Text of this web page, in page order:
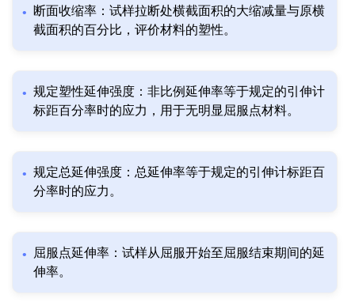
断面收缩率：试样拉断处横截面积的大缩减量与原横
截面积的百分比，评价材料的塑性。
规定塑性延伸强度：非比例延伸率等于规定的引伸计
标距百分率时的应力，用于无明显屈服点材料。
规定总延伸强度：总延伸率等于规定的引伸计标距百
分率时的应力。
屈服点延伸率：试样从屈服开始至屈服结束期间的延
伸率。